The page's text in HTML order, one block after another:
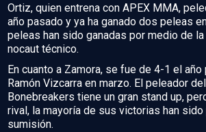
Ortiz, quien entrena con APEX MMA,
año pasado y ya ha ganado dos peleas
peleas han sido ganadas por medio de
nocaut técnico.
En cuanto a Zamora, se fue de 4-1 el
Ramón Vizcarra en marzo. El peleador
Bonebreakers tiene un gran stand up,
rival, la mayoría de sus victorias han sido
sumisión.